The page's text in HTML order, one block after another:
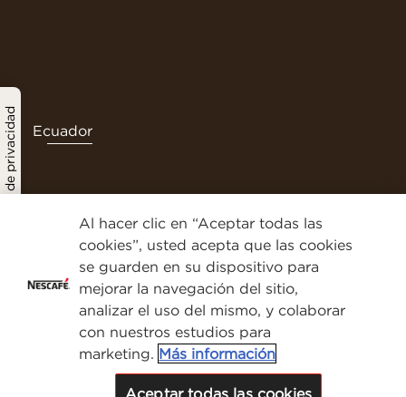
Política de privacidad Ecuador
Contactenos
Terminos y condiciones
Politica de privacidad
Política de cookies
Mapa del sitio
Derechos de autor
Al hacer clic en “Aceptar todas las
cookies”, usted acepta que las cookies
se guarden en su dispositivo para
mejorar la navegación del sitio,
analizar el uso del mismo, y colaborar
con nuestros estudios para
marketing. Más información
Aceptar todas las cookies